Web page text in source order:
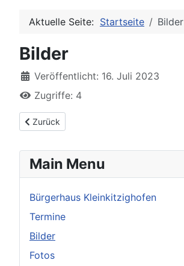
Aktuelle Seite: Startseite Bilder
Bilder
Veröffentlicht: 16. Juli 2023
Zugriffe: 4
Vorheriger Beitrag: Termine
Zurück
Main Menu
Bürgerhaus Kleinkitzighofen
Termine
Bilder
Fotos